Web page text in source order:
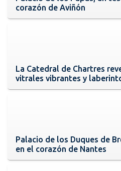
corazón de Aviñón
La Catedral de Chartres
vitrales vibrantes y
Palacio de los Duques de
en el corazón de Nantes